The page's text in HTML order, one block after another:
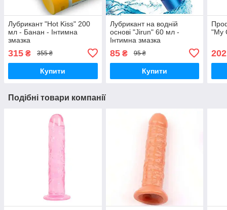
Лубрикант "Hot Kiss" 200
мл - Банан - Інтимна
змазка
315 ₴ 355 ₴
Купити
Лубрикант на водній
основі "Jirun" 60 мл -
Інтимна змазка
85₴ 95 ₴
Купити
"My
202
Подібні товари компанії